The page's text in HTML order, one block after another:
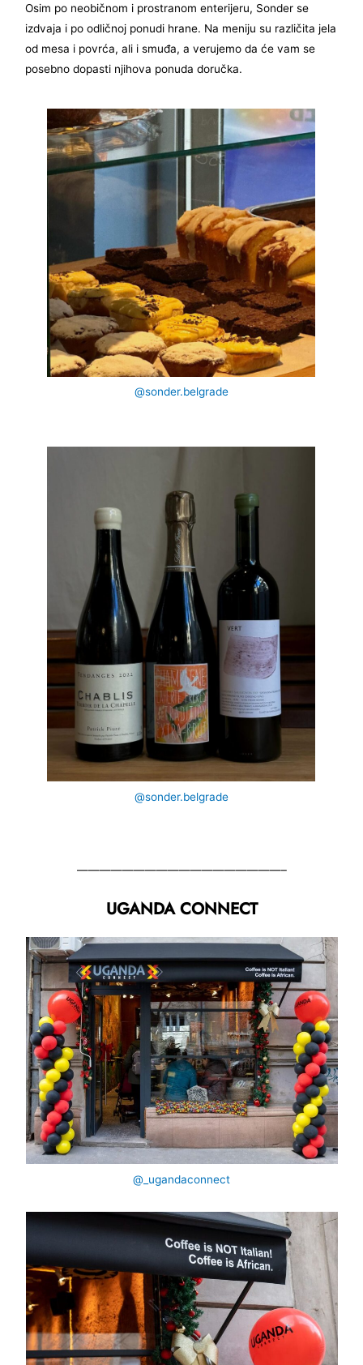
Osim po neobičnom i prostranom enterijeru, Sonder se
izdvaja i po odličnoj ponudi hrane. Na meniju su različita jela
od mesa i povrća, ali i smuđa, a verujemo da će vam se
posebno dopasti njihova ponuda doručka.
@sonder.belgrade
@sonder.belgrade
——————————————————–
UGANDA CONNECT
@_ugandaconnect